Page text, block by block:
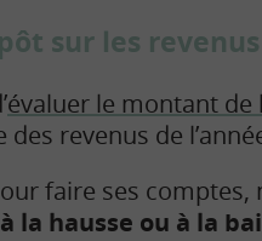
sur les
évaluer le montant de
revenus de
faire ses
la hausse ou à la